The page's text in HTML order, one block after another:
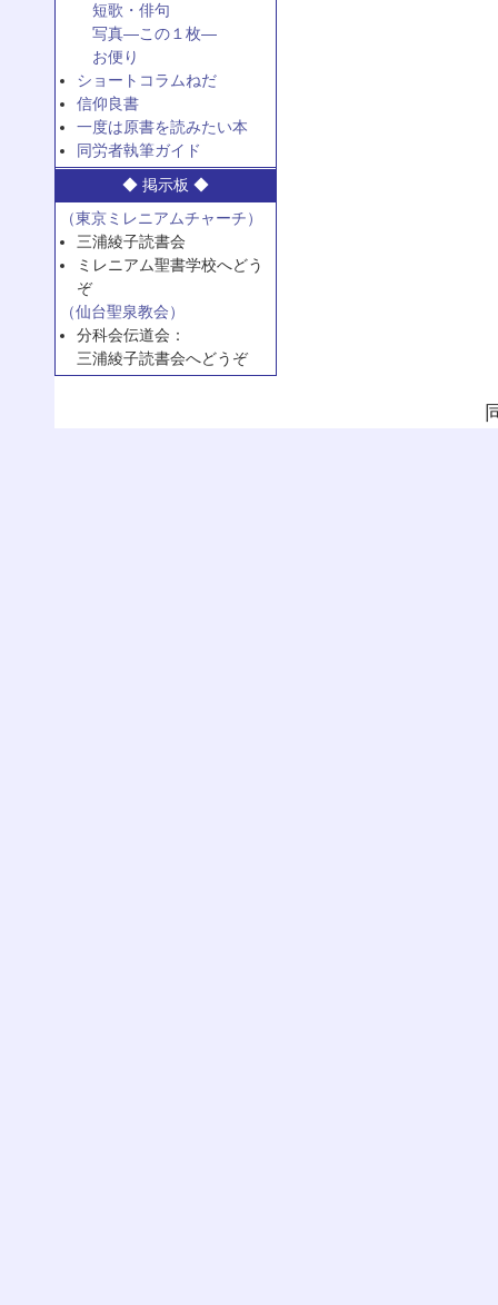
短歌・俳句
写真—この１枚—
お便り
ショートコラムねだ
信仰良書
一度は原書を読みたい本
同労者執筆ガイド
◆ 掲示板 ◆
（東京ミレニアムチャーチ）
三浦綾子読書会
ミレニアム聖書学校へどう
ぞ
（仙台聖泉教会）
分科会伝道会：
三浦綾子読書会へどうぞ